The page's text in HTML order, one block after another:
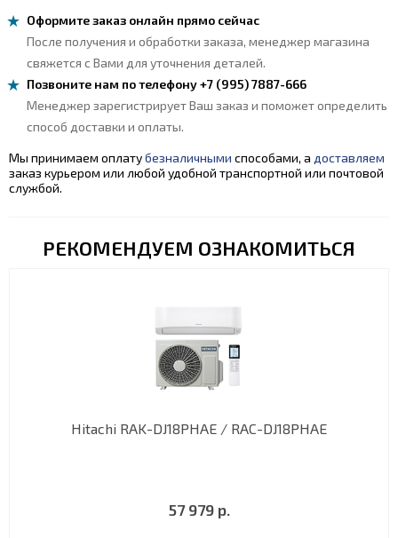
Оформите заказ онлайн прямо сейчас
После получения и обработки заказа, менеджер магазина
свяжется с Вами для уточнения деталей.
Позвоните нам по телефону +7 (995) 7887-666
Менеджер зарегистрирует Ваш заказ и поможет определить
способ доставки и оплаты.
Мы принимаем оплатубезналичными способами, а доставляем
заказ курьером или любой удобной транспортной или почтовой
службой.
РЕКОМЕНДУЕМ ОЗНАКОМИТЬСЯ
Hitachi RAK-DJ18PHAE / RAC-DJ18PHAE
57 979 р.